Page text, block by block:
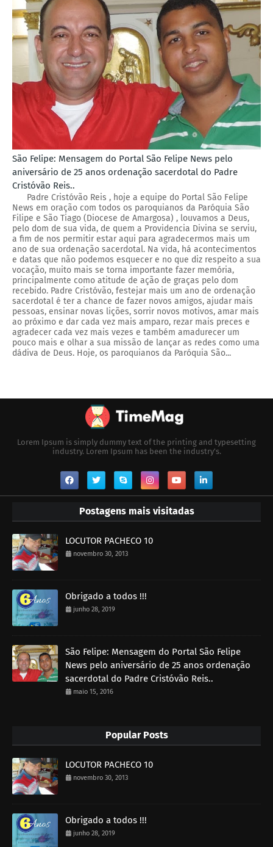
São Felipe: Mensagem do Portal São Felipe News pelo
aniversário de 25 anos ordenação sacerdotal do Padre
Cristóvão Reis..
Padre Cristóvão Reis , hoje a equipe do Portal São Felipe
News em oração com todos os paroquianos da Paróquia São
Filipe e São Tiago (Diocese de Amargosa) , louvamos a Deus,
pelo dom de sua vida, de quem a Providencia Divina se serviu,
a fim de nos permitir estar aqui para agradecermos mais um
ano de sua ordenação sacerdotal. Na vida, há acontecimentos
e datas que não podemos esquecer e no que diz respeito a sua
vocação, muito mais se torna importante fazer memória,
principalmente como atitude de ação de graças pelo dom
recebido. Padre Cristóvão, festejar mais um ano de ordenação
sacerdotal é ter a chance de fazer novos amigos, ajudar mais
pessoas, ensinar novas lições, sorrir novos motivos, amar mais
ao próximo e dar cada vez mais amparo, rezar mais preces e
agradecer cada vez mais vezes e também amadurecer um
pouco mais e olhar a sua missão de lançar as redes como uma
dádiva de Deus. Hoje, os paroquianos da Paróquia São...
Lorem Ipsum is simply dummy text of the printing and typesetting
industry. Lorem Ipsum has been the industry's.
Postagens mais visitadas
LOCUTOR PACHECO 10
novembro 30, 2013
Obrigado a todos !!!
junho 28, 2019
São Felipe: Mensagem do Portal São Felipe
News pelo aniversário de 25 anos ordenação
sacerdotal do Padre Cristóvão Reis..
maio 15, 2016
Popular Posts
LOCUTOR PACHECO 10
novembro 30, 2013
Obrigado a todos !!!
junho 28, 2019